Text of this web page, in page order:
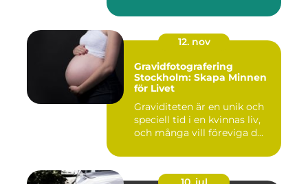
12. nov
Gravidfotografering
Stockholm: Skapa Minnen
för Livet
Graviditeten är en unik och
speciell tid i en kvinnas liv,
och många vill föreviga d...